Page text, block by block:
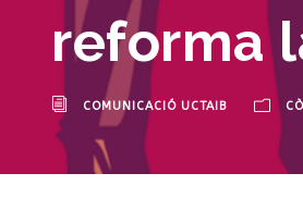
reforma
COMUNICACIÓ UCTAIB